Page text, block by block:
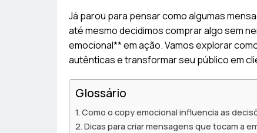
Já parou para pensar como algumas
até mesmo decidimos comprar algo sem
emocional** em ação. Vamos explorar
autênticas e transformar seu público em
Glossário
Como o copy emocional influencia as
Dicas para criar mensagens que tocam a